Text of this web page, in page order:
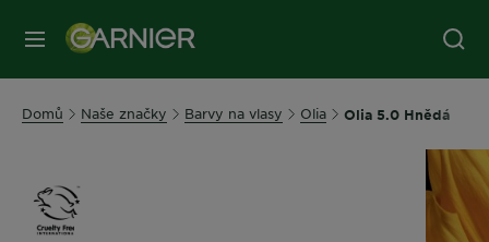
MENU
Domů Naše značky Barvy na vlasy Olia Olia 5.0 Hnědá